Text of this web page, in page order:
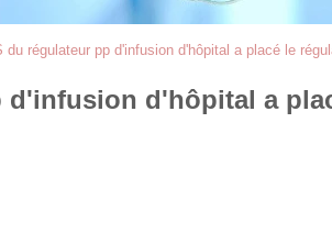
du régulateur pp d'infusion d'hôpital a placé le
d'hôpital a